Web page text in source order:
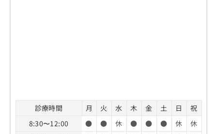
診療時間 月 火 水 木 金 土 日
祝
8:30〜12:00
● ● 休 ● ● ● 休
休